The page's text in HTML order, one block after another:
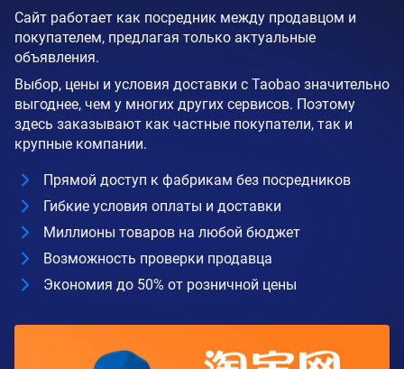
Сайт работает как посредник между продавцом и
покупателем, предлагая только актуальные
объявления.
Выбор, цены и условия доставки с Taobao значительно
выгоднее, чем у многих других сервисов. Поэтому
здесь заказывают как частные покупатели, так и
крупные компании.
Прямой доступ к фабрикам без посредников
Гибкие условия оплаты и доставки
Миллионы товаров на любой бюджет
Возможность проверки продавца
Экономия до 50% от розничной цены